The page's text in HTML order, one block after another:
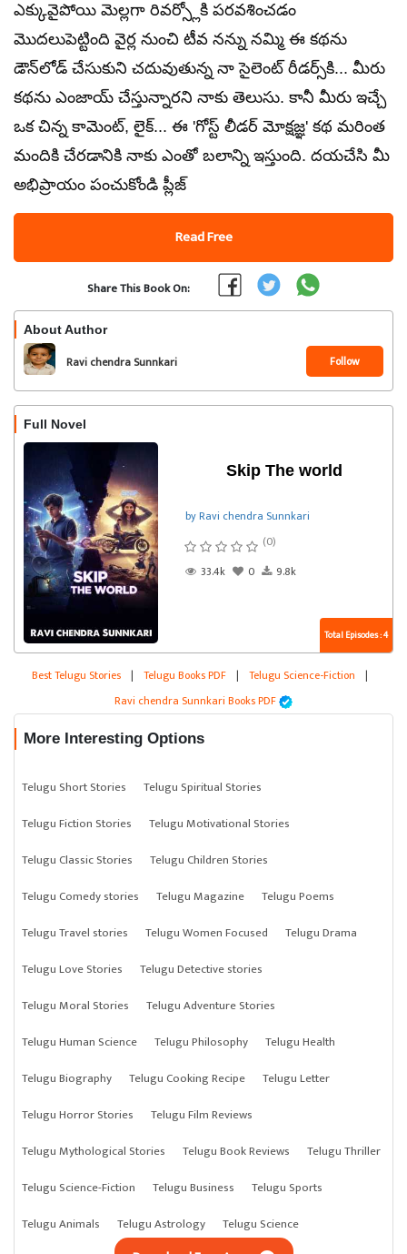
ఎక్కువైపోయి మెల్లగా రివర్స్లోకి పరవశించడం
మొదలుపెట్టింది వైర్ల నుంచి టీవ నన్ను నమ్మి ఈ కథను
డౌన్‌లోడ్ చేసుకుని చదువుతున్న నా సైలెంట్ రీడర్స్‌కి... మీరు
కథను ఎంజాయ్ చేస్తున్నారని నాకు తెలుసు. కానీ మీరు ఇచ్చే
ఒక చిన్న కామెంట్, లైక్... ఈ 'గోస్ట్ లీడర్ మోక్షజ్ఞ' కథ మరింత
మందికి చేరడానికి నాకు ఎంతో బలాన్ని ఇస్తుంది. దయచేసి మీ
అభిప్రాయం పంచుకోండి ప్లీజ్
Read Free
Share This Book On:
About Author
Ravi chendra Sunnkari Follow
Full Novel
Skip The world
by Ravi chendra Sunnkari
(0)
33.4k
0 9.8k
Total Episodes : 4
Best Telugu Stories | Telugu Books PDF | Telugu Science-Fiction |
Ravi chendra Sunnkari Books PDF
More Interesting Options
Telugu Short Stories
Telugu Spiritual Stories
Telugu Fiction Stories
Telugu Motivational Stories
Telugu Classic Stories
Telugu Children Stories
Telugu Comedy stories
Telugu Magazine
Telugu Poems
Telugu Travel stories
Telugu Women Focused
Telugu Drama
Telugu Love Stories
Telugu Detective stories
Telugu Moral Stories
Telugu Adventure Stories
Telugu Human Science
Telugu Philosophy
Telugu Health
Telugu Biography
Telugu Cooking Recipe
Telugu Letter
Telugu Horror Stories
Telugu Film Reviews
Telugu Mythological Stories
Telugu Book Reviews
Telugu Thriller
Telugu Science-Fiction
Telugu Business
Telugu Sports
Telugu Animals
Telugu Astrology
Telugu Science